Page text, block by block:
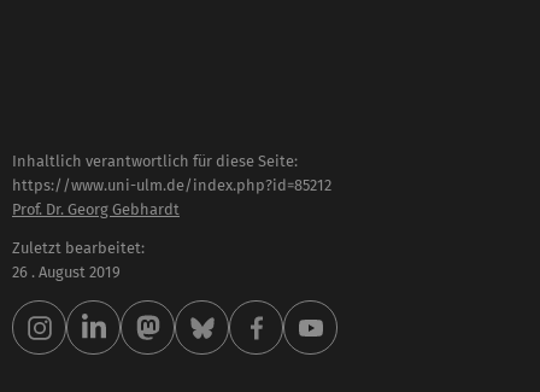
Inhaltlich verantwortlich für diese Seite:
https://www.uni-ulm.de/index.php?id=85212
Prof. Dr. Georg Gebhardt
Zuletzt bearbeitet:
26 . August 2019